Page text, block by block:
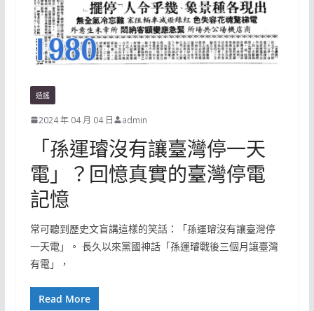
造謠
2024 年 04 月 04 日 admin
「孫運璿沒有讓臺灣停一天
電」？回憶真實的臺灣停電
記憶
常可聽到歷史文盲講這樣的笑話：「孫運璿沒有讓臺灣停
一天電」。 長久以來黨國神話「孫運璿戰後三個月讓臺灣
有電」，
Read More